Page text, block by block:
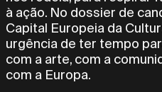
à ação. No dossier de
Capital Europeia da
urgência de ter tempo
com a arte, com a
com a Europa.